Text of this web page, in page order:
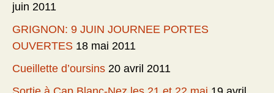
juin 2011
GRIGNON: 9 JUIN JOURNEE PORTES
OUVERTES 18 mai 2011
Cueillette d’oursins 20 avril 2011